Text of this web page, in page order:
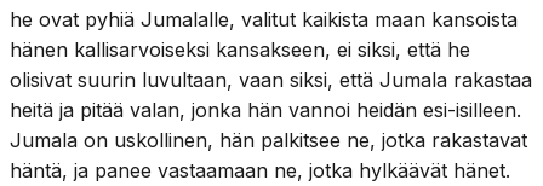
he ovat pyhiä Jumalalle, valitut kaikista maan kansoista
hänen kallisarvoiseksi kansakseen, ei siksi, että he
olisivat suurin luvultaan, vaan siksi, että Jumala rakastaa
heitä ja pitää valan, jonka hän vannoi heidän esi-isilleen.
Jumala on uskollinen, hän palkitsee ne, jotka rakastavat
häntä, ja panee vastaamaan ne, jotka hylkäävät hänet.